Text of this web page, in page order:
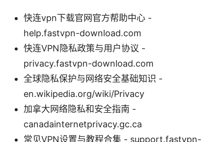
快连vpn下载官网官方帮助中心 -
help.fastvpn-download.com
快连VPN隐私政策与用户协议 -
privacy.fastvpn-download.com
全球隐私保护与网络安全基础知识 -
en.wikipedia.org/wiki/Privacy
加拿大网络隐私和安全指南 -
canadainternetprivacy.gc.ca
常见VPN设置与教程合集 - support.fastvpn-